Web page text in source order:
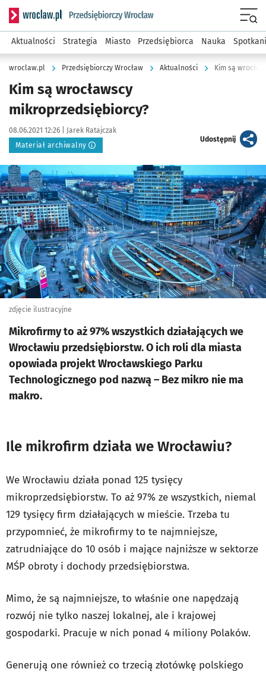
Serwis informacyjny wroclaw.pl podserwis: Strategia
Aktualności Strategia Miasto Przedsiębiorca Nauka
wroclaw.pl Przedsiębiorczy Wrocław Aktualności Kim są
Kim są wrocławscy
mikroprzedsiębiorcy?
Data publikacji:
08.06.2021 12:26 | Autor:
Jarek Ratajczak
Materiał archiwalny
Udostępnijartykuł
Kliknij, aby powiększyć
zdjęcie ilustracyjne
Mikrofirmy to aż 97% wszystkich działających we
Wrocławiu przedsiębiorstw. O ich roli dla miasta
opowiada projekt Wrocławskiego Parku
Technologicznego pod nazwą – Bez mikro nie ma
makro.
Ile mikrofirm działa we Wrocławiu?
We Wrocławiu działa ponad 125 tysięcy
mikroprzedsiębiorstw. To aż 97% ze wszystkich, niemal
129 tysięcy firm działających w mieście. Trzeba tu
przypomnieć, że mikrofirmy to te najmniejsze,
zatrudniające do 10 osób i mające najniższe w sektorze
MŚP obroty i dochody przedsiębiorstwa.
Mimo, że są najmniejsze, to właśnie one napędzają
rozwój nie tylko naszej lokalnej, ale i krajowej
gospodarki. Pracuje w nich ponad 4 miliony Polaków.
Generują one również co trzecią złotówkę polskiego